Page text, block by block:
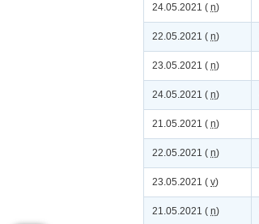
24.05.2021 ( n)
22.05.2021 ( n)
23.05.2021 ( n)
24.05.2021 ( n)
21.05.2021 ( n)
22.05.2021 ( n)
23.05.2021 ( v)
21.05.2021 ( n)